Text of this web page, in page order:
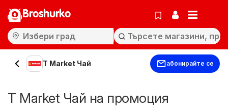
Broshurko
T Market Чай абонирайте се
T Market Чай на промоция